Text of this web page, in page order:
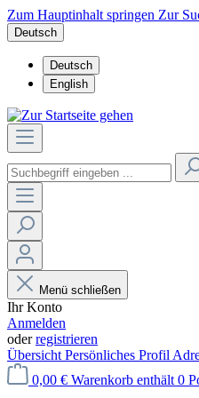
Zum Hauptinhalt springen Zur
Deutsch
Deutsch
English
Menü schließen
Ihr Konto
Anmelden
oderregistrieren
Übersicht Persönliches Profil
0,00 € Warenkorb enthält 0